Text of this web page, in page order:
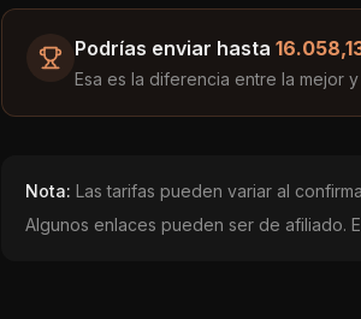
Podrías enviar hasta
Esa es la diferencia entre la mejor
Nota: Las tarifas pueden variar al
Algunos enlaces pueden ser de afiliado.